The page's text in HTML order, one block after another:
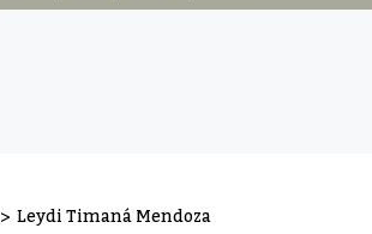
> Leydi Timaná Mendoza